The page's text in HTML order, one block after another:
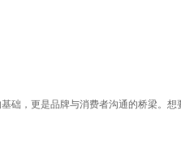
础，更是品牌与消费者沟通的桥梁。